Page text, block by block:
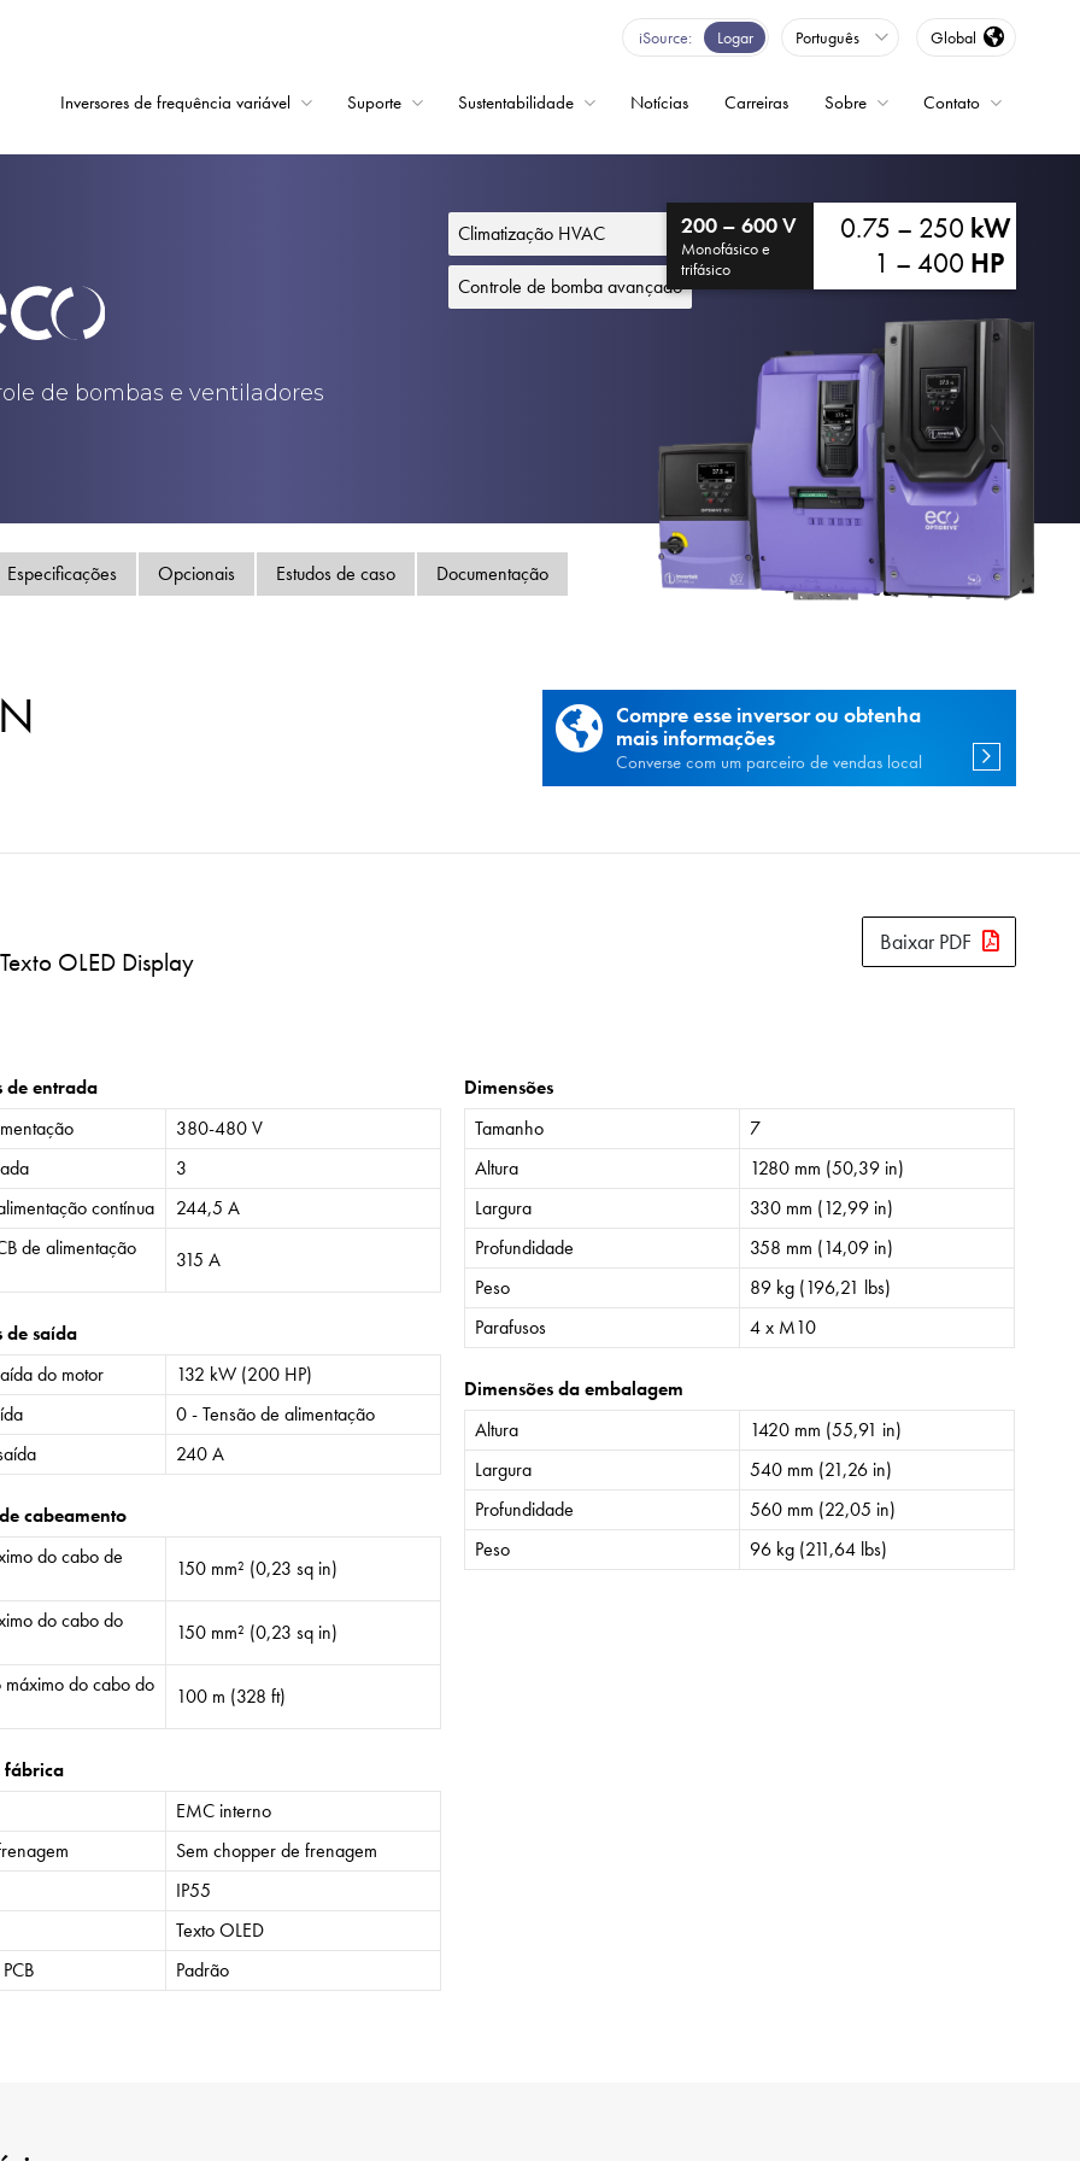
iSource Logar Português Global
Inversores de frequência variável Suporte Sustentabilidade Notícias Carreiras Sobre Contato
de bombas e ventiladores
Climatização HVAC
Controle de bomba avançado
200 – 600 V
Monofásico e
trifásico
0.75 – 250 kW
1 – 400 HP
Especificações Opcionais Estudos de caso Documentação
Compre esse inversor ou obtenha
mais informações
Converse com um parceiro de vendas local
OLED Display
Baixar PDF
de entrada
380-480 V
3
contínua
244,5 A
de alimentação
315 A
de saída
do motor
132 kW (200 HP)
0 - Tensão de alimentação
240 A
cabeamento
do cabo de
150 mm² (0,23 sq in)
do cabo do 150 mm² (0,23 sq in)
máximo do cabo do 100 m (328 ft)
fábrica
EMC interno
Sem chopper de frenagem
IP55
Texto OLED
Padrão
Dimensões
Tamanho
7
Altura
1280 mm (50,39 in)
Largura
330 mm (12,99 in)
Profundidade
358 mm (14,09 in)
Peso
89 kg (196,21 lbs)
Parafusos
4 x M10
Dimensões da embalagem
Altura
1420 mm (55,91 in)
Largura
540 mm (21,26 in)
Profundidade
560 mm (22,05 in)
Peso
96 kg (211,64 lbs)
Inversores de frequência variável
Sustentabilidade
Política de Privacidade
Mapa do site